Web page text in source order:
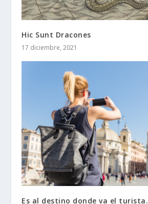
Hic Sunt Dracones
17 diciembre, 2021
Es al destino donde va el turista.